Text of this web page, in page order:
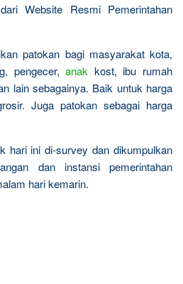
Website Resmi Pemerintahan
patokan bagi masyarakat kota,
pengecer,anak kost, ibu rumah
lain sebagainya. Baik untuk harga
Juga patokan sebagai harga
hari ini di-survey dan dikumpulkan
dan instansi pemerintahan
hari kemarin.